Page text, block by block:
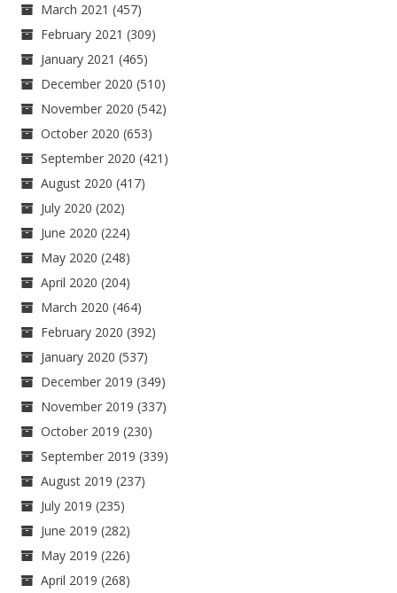
March 2021 (457)
February 2021 (309)
January 2021 (465)
December 2020 (510)
November 2020 (542)
October 2020 (653)
September 2020 (421)
August 2020 (417)
July 2020 (202)
June 2020 (224)
May 2020 (248)
April 2020 (204)
March 2020 (464)
February 2020 (392)
January 2020 (537)
December 2019 (349)
November 2019 (337)
October 2019 (230)
September 2019 (339)
August 2019 (237)
July 2019 (235)
June 2019 (282)
May 2019 (226)
April 2019 (268)